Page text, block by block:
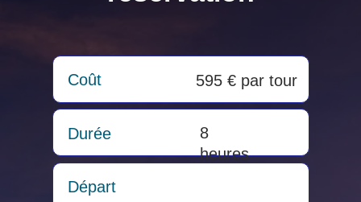
Durée
Départ
8
heures
Coût 595 € par tour